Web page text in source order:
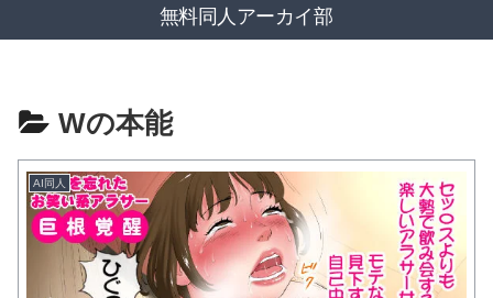
無料同人アーカイ部
Wの本能
AI同人